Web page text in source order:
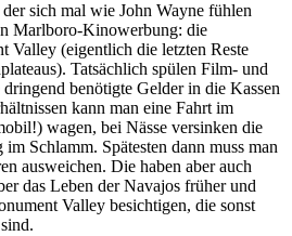
sich mal wie John Wayne fühlen
Marlboro-Kinowerbung: die
Valley (eigentlich die letzten Reste
Tatsächlich spülen Film- und
benötigte Gelder in die Kassen
kann man eine Fahrt im
wagen, bei Nässe versinken die
Schlamm. Spätesten dann muss man
ausweichen. Die haben aber auch
das Leben der Navajos früher und
Valley besichtigen, die sonst